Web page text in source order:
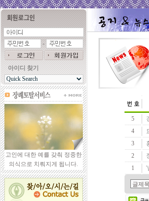
-
아이디 찾기
고인에 대한 예를 갖춰 정중한
의식으로 치뤄지게 됩니다.
5
4
3
2
1
'